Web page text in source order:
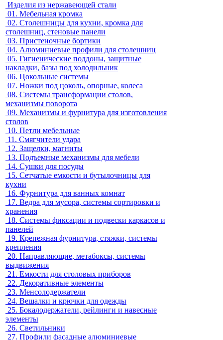
Изделия из нержавеющей стали
01. Мебельная кромка
02. Столешницы для кухни, кромка для
столешниц, стеновые панели
03. Пристеночные бортики
04. Алюминиевые профили для столешниц
05. Гигиенические поддоны, защитные
накладки, базы под холодильник
06. Цокольные системы
07. Ножки под цоколь, опорные, колеса
08. Системы трансформации столов,
механизмы поворота
09. Механизмы и фурнитура для изготовления
столов
10. Петли мебельные
11. Смягчители удара
12. Защелки, магниты
13. Подъемные механизмы для мебели
14. Сушки для посуды
15. Сетчатые емкости и бутылочницы для
кухни
16. Фурнитура для ванных комнат
17. Ведра для мусора, системы сортировки и
хранения
18. Системы фиксации и подвески каркасов и
панелей
19. Крепежная фурнитура, стяжки, системы
крепления
20. Направляющие, метабоксы, системы
выдвижения
21. Емкости для столовых приборов
22. Декоративные элементы
23. Менсолодержатели
24. Вешалки и крючки для одежды
25. Бокалодержатели, рейлинги и навесные
элементы
26. Светильники
27. Профили фасадные алюминиевые